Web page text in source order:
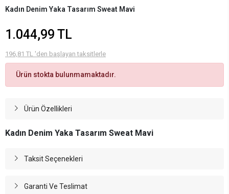
Kadın Denim Yaka Tasarım Sweat Mavi
1.044,99 TL
196,81 TL 'den başlayan taksitlerle
Ürün stokta bulunmamaktadır.
Ürün Özellikleri
Kadın Denim Yaka Tasarım Sweat Mavi
Taksit Seçenekleri
Garanti Ve Teslimat